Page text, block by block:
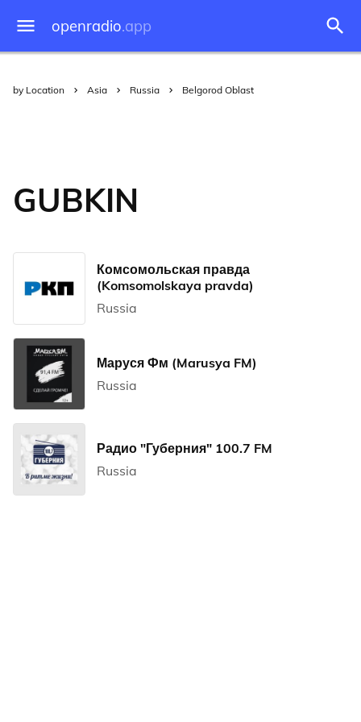
openradio.app
by Location Asia Russia Belgorod Oblast
GUBKIN
Комсомольская правда
(Komsomolskaya pravda)
Russia
Маруся Фм (Marusya FM)
Russia
Радио "Губерния" 100.7 FM
Russia